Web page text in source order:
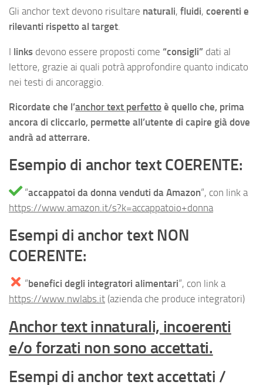
Gli anchor text devono risultare naturali, fluidi, coerenti e
rilevanti rispetto al target
I links devono essere proposti come “consigli” dati al
lettore, grazie ai quali potrà approfondire quanto indicato
nei testi di ancoraggio.
Ricordate che l’anchor text perfetto è quello che, prima
ancora di cliccarlo, permette all’utente di capire già dove
andrà ad atterrare.
Esempio di anchor text COERENTE:
“accappatoi da donna venduti da Amazon“, con link a
https://www.amazon.it/s?k=accappatoio+donna
Esempi di anchor text NON
COERENTE:
“benefici degli integratori alimentari“, con link a
https://www.nwlabs.it (azienda che produce integratori)
Anchor text innaturali, incoerenti
e/o forzati non sono accettati.
Esempi di anchor text accettati /